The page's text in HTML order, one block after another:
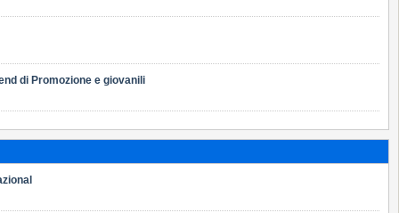
di Promozione e giovanili